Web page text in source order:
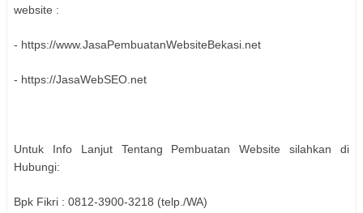
website :
- https://www.JasaPembuatanWebsiteBekasi.net
- https://JasaWebSEO.net
Untuk Info Lanjut Tentang Pembuatan Website silahkan di
Hubungi:
Bpk Fikri : 0812-3900-3218 (telp./WA)